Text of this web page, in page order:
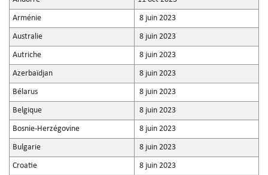
Arménie 8 juin 2023
Australie 8 juin 2023
Autriche 8 juin 2023
Azerbaïdjan 8 juin 2023
Bélarus 8 juin 2023
Belgique 8 juin 2023
Bosnie-Herzégovine 8 juin 2023
Bulgarie 8 juin 2023
Croatie 8 juin 2023